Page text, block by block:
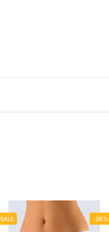
SALE -28%